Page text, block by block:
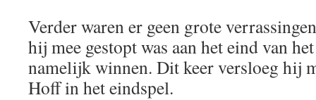
Verder waren er geen grote
hij mee gestopt was aan het eind van
namelijk winnen. Dit keer versloeg hij
Hoff in het eindspel.